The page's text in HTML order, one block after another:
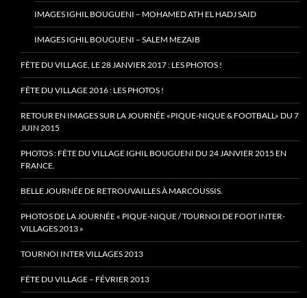
IMAGES IGHIL BOUGUENI – MOHAMED ATH EL HADJ SAID
IMAGES IGHIL BOUGUENI – SALEM MEZAIB
FÊTE DU VILLAGE, LE 28 JANVIER 2017 : LES PHOTOS !
FÊTE DU VILLAGE 2016 : LES PHOTOS !
RETOUR EN IMAGES SUR LA JOURNÉE «PIQUE-NIQUE & FOOTBALL» DU 7
JUIN 2015
PHOTOS : FÊTE DU VILLAGE IGHIL BOUGUENI DU 24 JANVIER 2015 EN
FRANCE.
BELLE JOURNÉE DE RETROUVAILLES À MARCOUSSIS.
PHOTOS DE LA JOURNÉE « PIQUE-NIQUE / TOURNOI DE FOOT INTER-
VILLAGES 2013 »
TOURNOI INTER VILLAGES 2013
FÊTE DU VILLAGE – FÉVRIER 2013